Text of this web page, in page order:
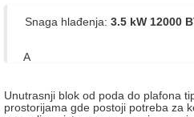
Snaga hlađenja: 3.5 kW 12000
A
Unutrasnji blok od poda do plafona
prostorijama gde postoji potreba za